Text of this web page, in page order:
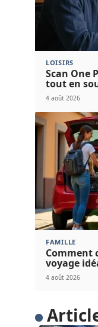
LOISIRS
Scan One
tout en
4 août 2026
FAMILLE
Comment
voyage
4 août 2026